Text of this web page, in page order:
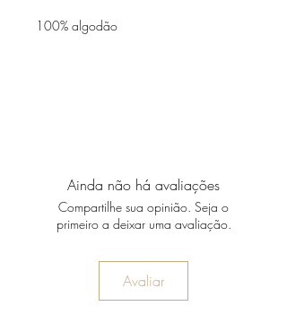
100% algodão
Ainda não há avaliações
Compartilhe sua opinião. Seja o
primeiro a deixar uma avaliação.
Avaliar